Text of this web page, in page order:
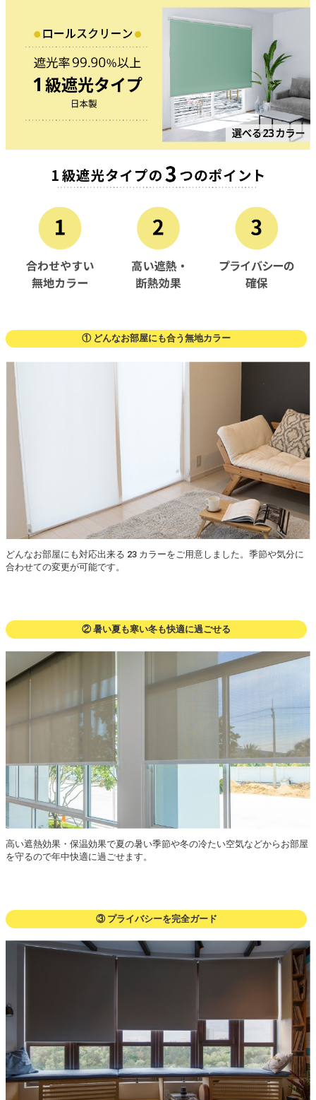
① どんなお部屋にも合う無地カラー
どんなお部屋にも対応出来る 23 カラーをご用意しました。季節や気分に
合わせての変更が可能です。
② 暑い夏も寒い冬も快適に過ごせる
高い遮熱効果・保温効果で夏の暑い季節や冬の冷たい空気などからお部屋
を守るので年中快適に過ごせます。
③ プライバシーを完全ガード